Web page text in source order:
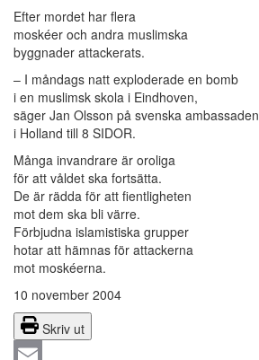
Efter mordet har flera
moskéer och andra muslimska
byggnader attackerats.
– I måndags natt exploderade en bomb
i en muslimsk skola i Eindhoven,
säger Jan Olsson på svenska ambassaden
i Holland till 8 SIDOR.
Många invandrare är oroliga
för att våldet ska fortsätta.
De är rädda för att fientligheten
mot dem ska bli värre.
Förbjudna islamistiska grupper
hotar att hämnas för attackerna
mot moskéerna.
10 november 2004
Skriv ut